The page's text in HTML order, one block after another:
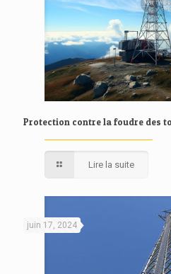
Protection contre la foudre des
Lire la suite
juin 17, 2024